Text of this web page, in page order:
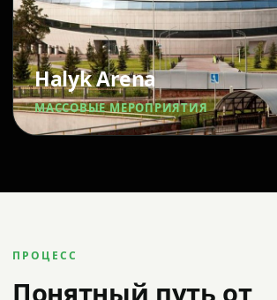
Halyk Arena
МАССОВЫЕ МЕРОПРИЯТИЯ
ПРОЦЕСС
Понятный путь от